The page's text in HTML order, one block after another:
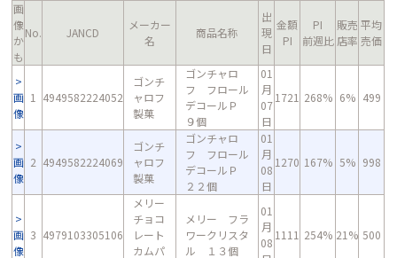
画
像
か
も
No. JANCD
メーカー
名
商品名称
出
現
日
金額
PI
PI
前週比
販売
店率
平均
売価
画
像
1 4949582224052
ゴンチ
ャロフ
製菓
ゴンチャロ
フ フロール
デコールＰ
９個
01
月
07
日
1721 268% 6% 499
画
像
2 4949582224069
ゴンチ
ャロフ
製菓
ゴンチャロ
フ フロール
デコールＰ
２２個
01
月
08
日
1270 167% 5% 998
画
像
3 4979103305106
メリー
チョコ
レート
カムパ
メリー フラ
ワークリスタ
ル １３個
01
月
08
1111 254% 21% 500